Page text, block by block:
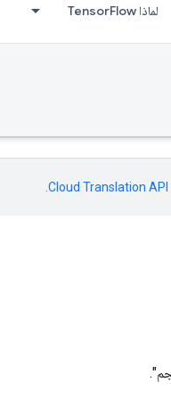
لماذا TensorFlow
Cloud Translation API‏